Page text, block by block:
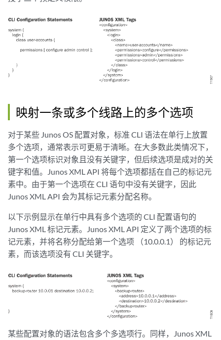
映射一条或多个线路上的多个选项
对于某些 Junos OS 配置对象，标准 CLI 语法在单行上放置
多个选项，通常表示可更易于清晰。在大多数此类情况下，
第一个选项标识对象且没有关键字，但后续选项是成对的关
键字和值。Junos XML API 将每个选项都括在自己的标记元
素中。由于第一个选项在 CLI 语句中没有关键字，因此
Junos XML API 会为其标记元素分配名称。
以下示例显示在单行中具有多个选项的 CLI 配置语句的
Junos XML 标记元素。Junos XML API 定义了两个选项的标
记元素，并将名称分配给第一个选项 （10.0.0.1） 的标记元
素，而该选项没有 CLI 关键字。
某些配置对象的语法包含多个多选项行。同样，Junos XML